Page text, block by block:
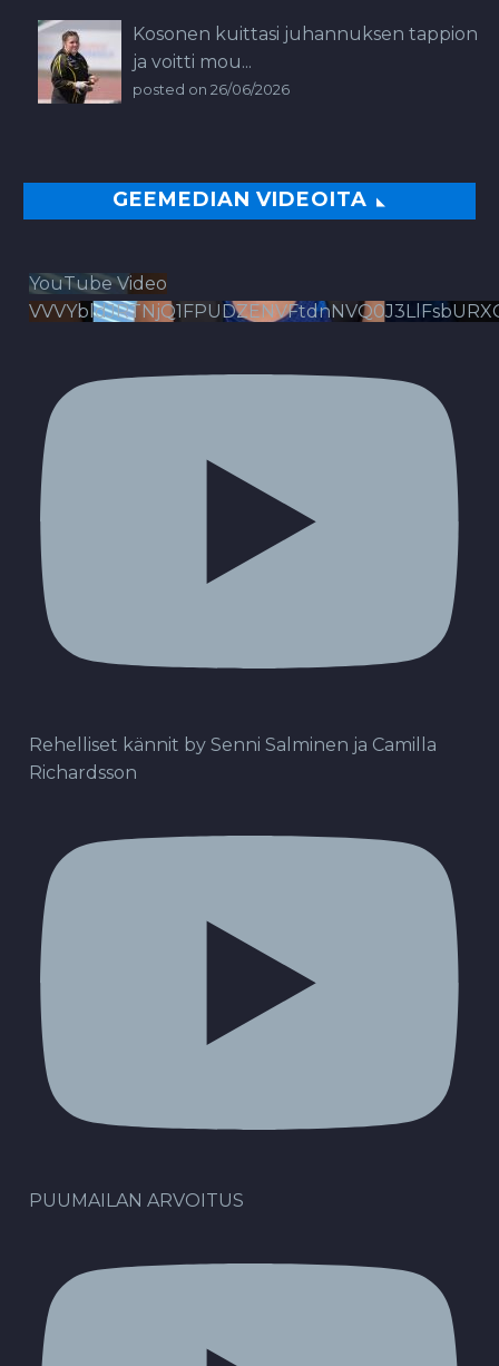
Kosonen kuittasi juhannuksen tappion
ja voitti mou...
posted on 26/06/2026
GEEMEDIAN VIDEOITA
YouTube Video
Rehelliset kännit by Senni Salminen ja Camilla
Richardsson
PUUMAILAN ARVOITUS